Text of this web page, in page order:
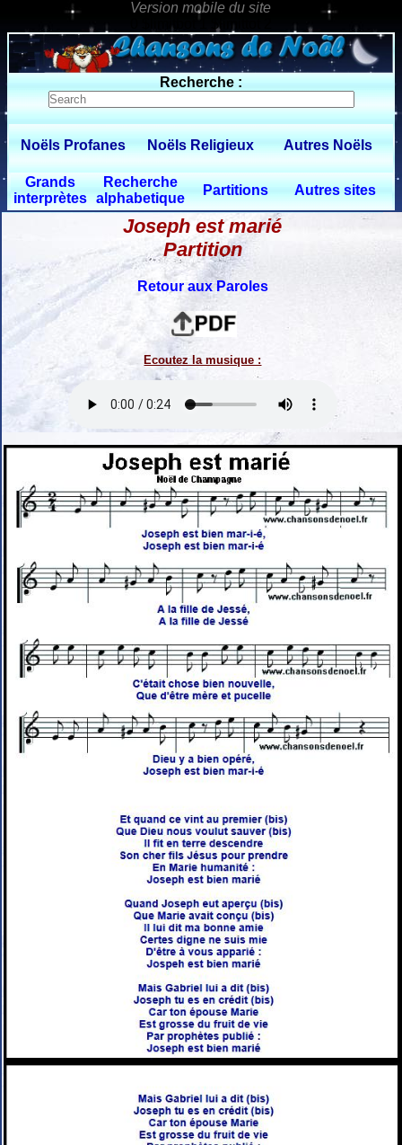
0 $limitbot 1 $limittot 2
Recherche :
Noëls Profanes Noëls Religieux Autres Noëls
Grands
interprètes
Recherche
alphabetique
Partitions Autres sites
Joseph est marié
Partition
Retour aux Paroles
Ecoutez la musique :